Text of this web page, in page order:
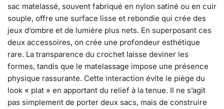
sac matelassé, souvent fabriqué en nylon satiné ou en cuir
souple, offre une surface lisse et rebondie qui crée des
jeux d’ombre et de lumière plus nets. En superposant ces
deux accessoires, on crée une profondeur esthétique
rare. La transparence du crochet laisse deviner les
formes, tandis que le matelassage impose une présence
physique rassurante. Cette interaction évite le piège du
look « plat » en apportant du relief à la tenue. Il ne s’agit
pas simplement de porter deux sacs, mais de construire